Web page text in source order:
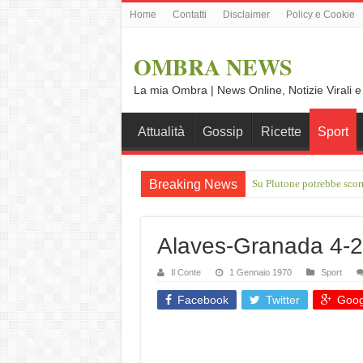
Home Contatti Disclaimer Policy e Cookie
OMBRA NEWS
La mia Ombra | News Online, Notizie Virali
Attualità Gossip Ricette Sport
Breaking News Su Plutone potrebbe
IXPE: l'osservatorio d
Alaves-Granada 4-2
Il Conte 1 Gennaio 1970 Sport
Facebook Twitter